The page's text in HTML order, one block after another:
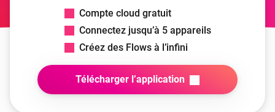
Compte cloud gratuit
Connectez jusqu’à 5 appareils
Créez des Flows à l’infini
Télécharger l’application